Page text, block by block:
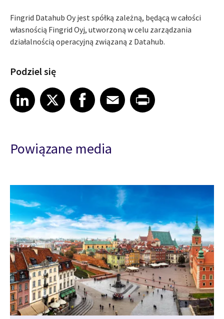
Fingrid Datahub Oy jest spółką zależną, będącą w całości
własnością Fingrid Oyj, utworzoną w celu zarządzania
działalnością operacyjną związaną z Datahub.
Podziel się
Share article on LinkedIn
LinkedIn
Share article on XShare article on Facebook
Facebook
Share article on Email
EmailShare article on Print
Powiązane media